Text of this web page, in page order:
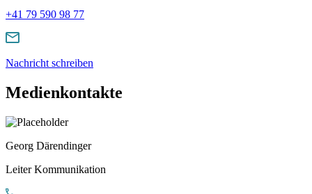
+41 79 590 98 77
Nachricht schreiben
Medienkontakte
Georg Därendinger
Leiter Kommunikation